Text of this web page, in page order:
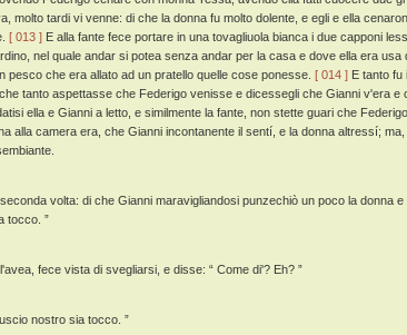
molto tardi vi venne: di che la donna fu molto dolente, e egli e ella
[ 013 ] E alla fante fece portare in una tovagliuola bianca i due capponi
nel quale andar si potea senza andar per la casa e dove ella era usa
pesco che era allato ad un pratello quelle cose ponesse. [ 014 ] E tanto fu
tanto aspettasse che Federigo venisse e dicessegli che Gianni v'era e
ella e Gianni a letto, e similmente la fante, non stette guari che
alla camera era, che Gianni incontanente il sentí, e la donna altressí;
volta: di che Gianni maravigliandosi punzechiò un poco la donna e
tocco. ”
fece vista di svegliarsi, e disse: “ Come di'? Eh? ”
nostro sia tocco. ”